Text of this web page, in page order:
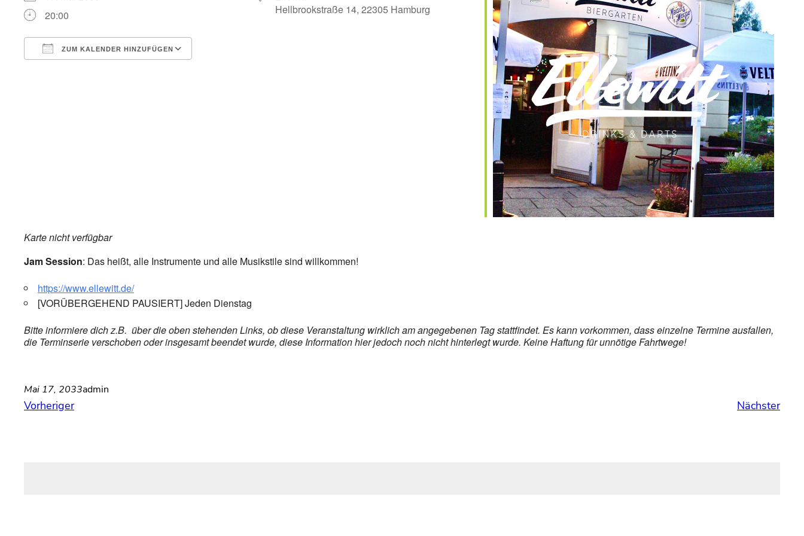
20:00
ZUM KALENDER HINZUFÜGEN
Office 365 Outlook Live
Hellbrookstraße 14, 22305 Hamburg
Karte nicht verfügbar
Jam Session: Das heißt, alle Instrumente und alle Musikstile sind willkommen!
https://www.ellewitt.de/
[VORÜBERGEHEND PAUSIERT] Jeden Dienstag
Bitte informiere dich z.B. über die oben stehenden Links, ob diese Veranstaltung wirklich am angegebenen Tag stattfindet. Es kann vorkommen, dass einzelne Termine ausfallen,
die Terminserie verschoben oder insgesamt beendet wurde, diese Information hier jedoch noch nicht hinterlegt wurde. Keine Haftung für unnötige Fahrtwege!
Mai 17, 2033admin
Vorheriger Nächster